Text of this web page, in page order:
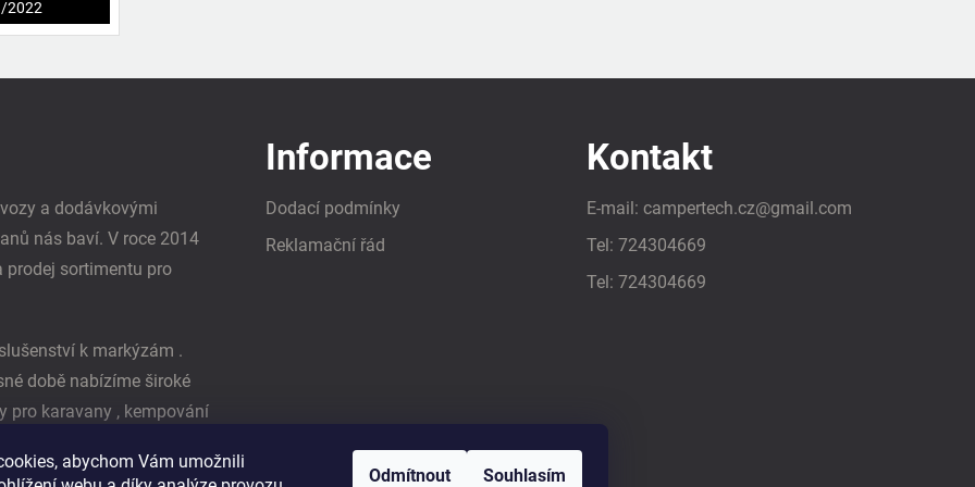
abychom Vám umožnili
Odmítnout Souhlasím
2022
a dodávkovými
nás baví. V roce 2014
prodej sortimentu pro
k markýzám .
době nabízíme široké
pro karavany , kempování
Reimo
Informace
Dodací podmínky
Reklamační řád
Kontakt
E-mail: campertech.cz@gmail.com
Tel: 724304669
Tel: 724304669